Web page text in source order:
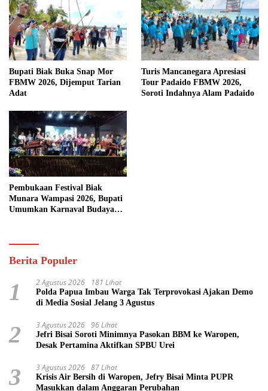
Bupati Biak Buka Snap Mor
FBMW 2026, Dijemput Tarian
Adat
Turis Mancanegara Apresiasi
Tour Padaido FBMW 2026,
Soroti Indahnya Alam Padaido
Pembukaan Festival Biak
Munara Wampasi 2026, Bupati
Umumkan Karnaval Budaya
Berita Populer
1 2 Agustus 2026 181 Lihat
Polda Papua Imbau Warga Tak Terprovokasi Ajakan Demo
di Media Sosial Jelang 3 Agustus
2 3 Agustus 2026 96 Lihat
Jefri Bisai Soroti Minimnya Pasokan BBM ke Waropen,
Desak Pertamina Aktifkan SPBU Urei
3 3 Agustus 2026 87 Lihat
Krisis Air Bersih di Waropen, Jefry Bisai Minta PUPR
Masukkan dalam Anggaran Perubahan